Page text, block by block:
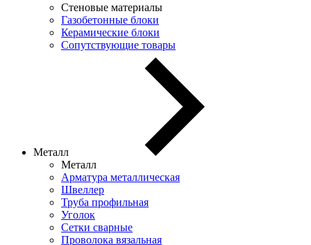
Стеновые материалы
Газобетонные блоки
Керамические блоки
Сопутствующие товары
Металл
Металл
Арматура металлическая
Швеллер
Труба профильная
Уголок
Сетки сварные
Проволока вязальная